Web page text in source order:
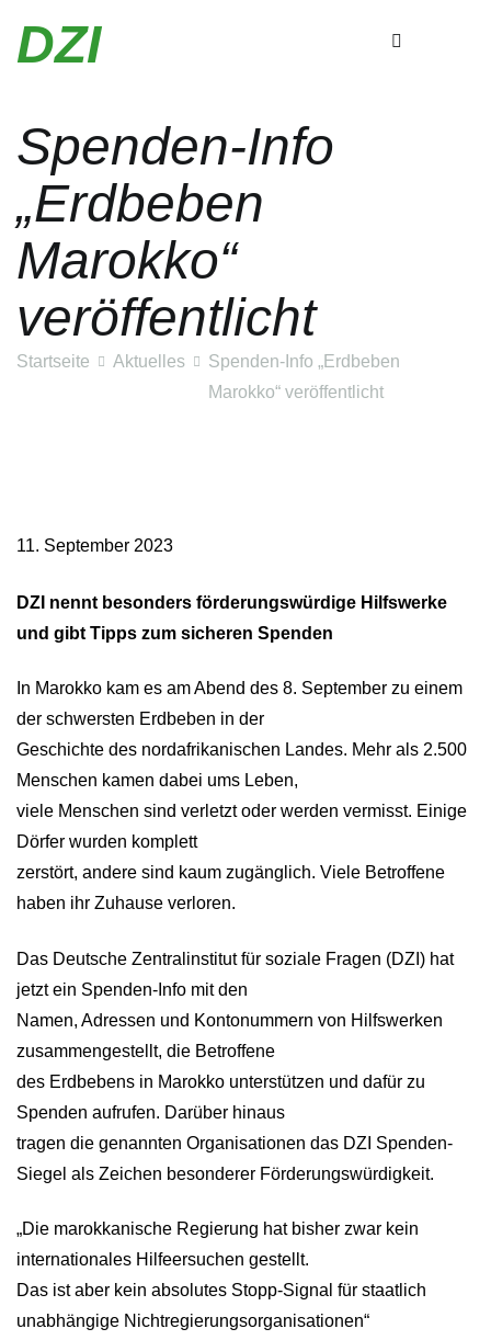
InhaltDZI
Spenden-Info
„Erdbeben
Marokko“
veröffentlicht
Startseite Aktuelles
Spenden-Info „Erdbeben
Marokko“ veröffentlicht
11. September 2023
DZI nennt besonders förderungswürdige Hilfswerke
und gibt Tipps zum sicheren Spenden
In Marokko kam es am Abend des 8. September zu einem
der schwersten Erdbeben in der
Geschichte des nordafrikanischen Landes. Mehr als 2.500
Menschen kamen dabei ums Leben,
viele Menschen sind verletzt oder werden vermisst. Einige
Dörfer wurden komplett
zerstört, andere sind kaum zugänglich. Viele Betroffene
haben ihr Zuhause verloren.
Das Deutsche Zentralinstitut für soziale Fragen (DZI) hat
jetzt ein Spenden-Info mit den
Namen, Adressen und Kontonummern von Hilfswerken
zusammengestellt, die Betroffene
des Erdbebens in Marokko unterstützen und dafür zu
Spenden aufrufen. Darüber hinaus
tragen die genannten Organisationen das DZI Spenden-
Siegel als Zeichen besonderer Förderungswürdigkeit.
„Die marokkanische Regierung hat bisher zwar kein
internationales Hilfeersuchen gestellt.
Das ist aber kein absolutes Stopp-Signal für staatlich
unabhängige Nichtregierungsorganisationen“